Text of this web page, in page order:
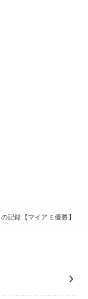
記録【マイアミ優勝】